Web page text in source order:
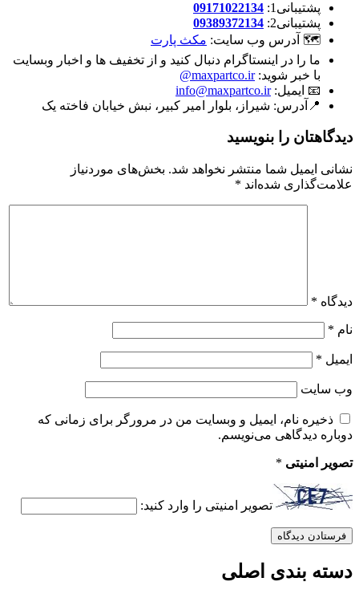
پشتیبانی1:
09171022134
پشتیبانی2:
09389372134
🗺 آدرس وب سایت: مکث پارت
ما را در اینستاگرام دنبال کنید و از تخفیف ها و اخبار وبسایت
با خبر شوید:maxpartco.ir@
📧 ایمیل:info@maxpartco.ir
📍آدرس: شیراز، بلوار امیر کبیر، نبش خیابان فاخته یک
دیدگاهتان را بنویسید
نشانی ایمیل شما منتشر نخواهد شد. بخش‌های موردنیاز
علامت‌گذاری شده‌اند *
دیدگاه *
نام *
ایمیل *
وب‌ سایت
ذخیره نام، ایمیل و وبسایت من در مرورگر برای زمانی که
دوباره دیدگاهی می‌نویسم.
تصویر امنیتی *
تصویر امنیتی را وارد کنید:
دسته بندی اصلی